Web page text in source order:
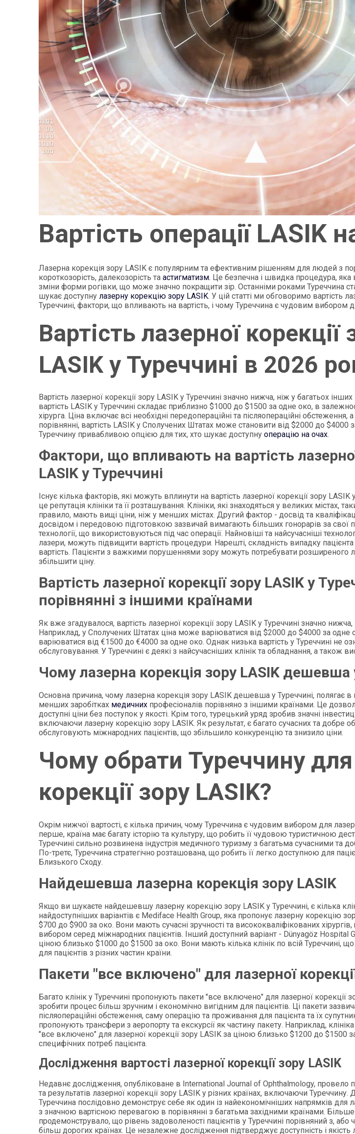
Вартість операції LASIK
Лазерна корекція зору LASIK є популярним та ефективним рішенням для людей з
короткозорість, далекозорість таастигматизм. Це безпечна і швидка процедура, яка
зміни форми рогівки, що може значно покращити зір. Останніми роками Туреччина
шукає доступнулазерну корекцію зору LASIK. У цій статті ми обговоримо вартість
Туреччині, фактори, що впливають на вартість, і чому Туреччина є чудовим вибором
Вартість лазерної корекції
LASIK у Туреччині в 2026
Вартість лазерної корекції зору LASIK у Туреччині значно нижча, ніж у багатьох
вартість LASIK у Туреччині складає приблизно $1000 до $1500 за одне око, в
хірурга. Ціна включає всі необхідні передопераційні та післяопераційні
порівнянні, вартість LASIK у Сполучених Штатах може становити від $2000 до $4000
Туреччину привабливою опцією для тих, хто шукає доступнуоперацію на очах.
Фактори, що впливають на вартість
LASIK у Туреччині
Існує кілька факторів, які можуть вплинути на вартість лазерної корекції зору
це репутація клініки та її розташування. Клініки, які знаходяться у великих містах,
правило, мають вищі ціни, ніж у менших містах. Другий фактор - досвід та
досвідом і передовою підготовкою зазвичай вимагають більших гонорарів за свої
технології, що використовуються під час операції. Найновіші та найсучасніші
лазери, можуть підвищити вартість процедури. Нарешті, складність випадку
вартість. Пацієнти з важкими порушеннями зору можуть потребувати розширеного
збільшити ціну.
Вартість лазерної корекції зору LASIK у
порівнянні з іншими країнами
Як вже згадувалося, вартість лазерної корекції зору LASIK у Туреччині значно нижча,
Наприклад, у Сполучених Штатах ціна може варіюватися від $2000 до $4000 за одне
варіюватися від €1500 до €4000 за одне око. Однак низька вартість у Туреччині не
обслуговування. У Туреччині є деякі з найсучасніших клінік та обладнання, а також
Чому лазерна корекція зору LASIK дешевша
Основна причина, чому лазерна корекція зору LASIK дешевша у Туреччині, полягає в
менших заробітках медичних професіоналів порівняно з іншими країнами. Це
доступні ціни без поступок у якості. Крім того, турецький уряд зробив значні
включаючи лазерну корекцію зору LASIK. Як результат, є багато сучасних та добре
обслуговують міжнародних пацієнтів, що збільшило конкуренцію та знизило ціни.
Чому обрати Туреччину для
корекції зору LASIK?
Окрім нижчої вартості, є кілька причин, чому Туреччина є чудовим вибором для
перше, країна має багату історію та культуру, що робить її чудовою туристичною
Туреччині сильно розвинена індустрія медичного туризму з багатьма сучасними та
По-третє, Туреччина стратегічно розташована, що робить її легко доступною для
Близького Сходу.
Найдешевша лазерна корекція зору LASIK
Якщо ви шукаєте найдешевшу лазерну корекцію зору LASIK у Туреччині, є кілька
найдоступніших варіантів є Mediface Health Group, яка пропонує лазерну корекцію
$700 до $900 за око. Вони мають сучасні зручності та висококваліфікованих
вибором серед міжнародних пацієнтів. Інший доступний варіант - Dünyagöz Hospital
ціною близько $1000 до $1500 за око. Вони мають кілька клінік по всій Туреччині,
для пацієнтів з різних частин країни.
Пакети "все включено" для лазерної
Багато клінік у Туреччині пропонують пакети "все включено" для лазерної корекції
зробити процес більш зручним і економічно вигідним для пацієнтів. Ці пакети
післяопераційні обстеження, саму операцію та проживання для пацієнта та їх
пропонують трансфери з аеропорту та екскурсії як частину пакету. Наприклад,
"все включено" для лазерної корекції зору LASIK за ціною близько $1200 до $1500
специфічних потреб пацієнта.
Дослідження вартості лазерної корекції зору LASIK
Недавнє дослідження, опубліковане в International Journal of Ophthalmology, провело
та результатів лазерної корекції зору LASIK у різних країнах, включаючи
Туреччина послідовно демонструє себе як один із найекономічніших напрямків для
з значною вартісною перевагою в порівнянні з багатьма західними країнами.
продемонструвало, що рівень задоволеності пацієнтів у Туреччині порівняний з,
більш дорогих країнах. Це незалежне дослідження підтверджує доступність і якість